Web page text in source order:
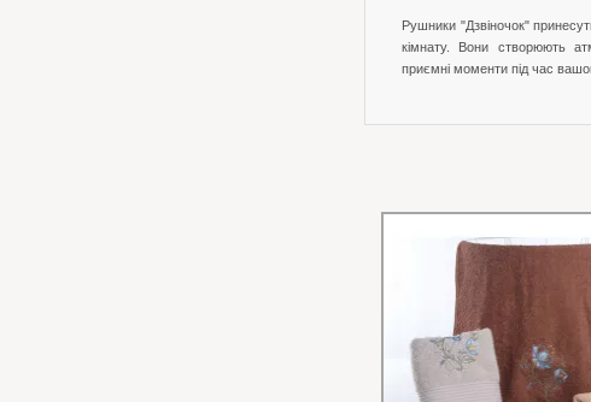
Рушники "Дзвіночок"
кімнату. Вони створюють
приємні моменти під час